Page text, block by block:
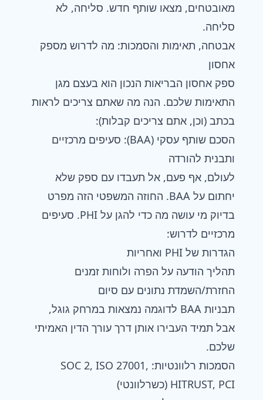
מאובטחים, מצאו שותף חדש. סליחה, לא
סליחה.
אבטחה, תאימות והסמכות: מה לדרוש מספק
אחסון
ספק אחסון הבריאות הנכון הוא בעצם מגן
התאימות שלכם. הנה מה שאתם צריכים לראות
בכתב (וכן, אתם צריכים קבלות):
הסכם שותף עסקי (BAA): סעיפים מרכזיים
ותבנית להורדה
לעולם, אף פעם, אל תעבדו עם ספק שלא
יחתום על BAA. החוזה המשפטי הזה מפרט
בדיוק מי עושה מה כדי להגן על PHI. סעיפים
מרכזיים לדרוש:
הגדרות של PHI ואחריות
תהליך הודעה על הפרה ולוחות זמנים
החזרת/השמדת נתונים עם סיום
תבניות BAA לדוגמה נמצאות במרחק גוגל,
אבל תמיד העבירו אותן דרך עורך הדין האמיתי
שלכם.
הסמכות רלוונטיות: SOC 2, ISO 27001,
HITRUST, PCI (כשרלוונטי)